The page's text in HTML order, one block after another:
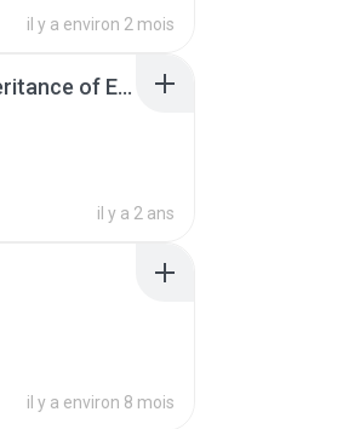
il y a environ 2 mois
Wrath & Glory - Aeldari - Inheritance of Embers.pdf
il y a 2 ans
il y a environ 8 mois